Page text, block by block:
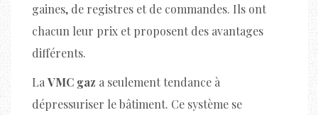
gaines, de registres et de commandes. Ils ont
chacun leur prix et proposent des avantages
différents.
La VMC gaz a seulement tendance à
dépressuriser le bâtiment. Ce système se